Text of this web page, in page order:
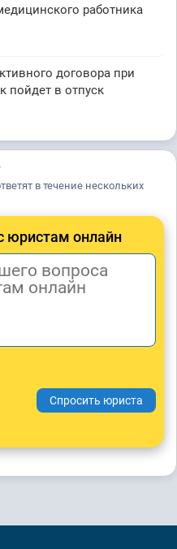
работника
договора при
пойдет в отпуск
в течение нескольких
юристам онлайн